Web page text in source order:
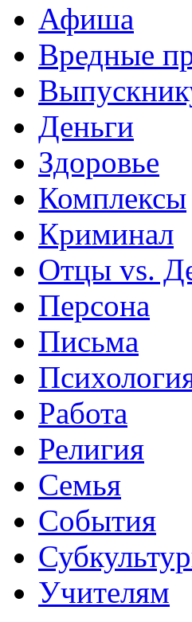
Афиша
Вредные
Деньги
Здоровье
Комплексы
Криминал
Отцы vs.
Персона
Письма
Работа
Религия
Семья
События
Учителям